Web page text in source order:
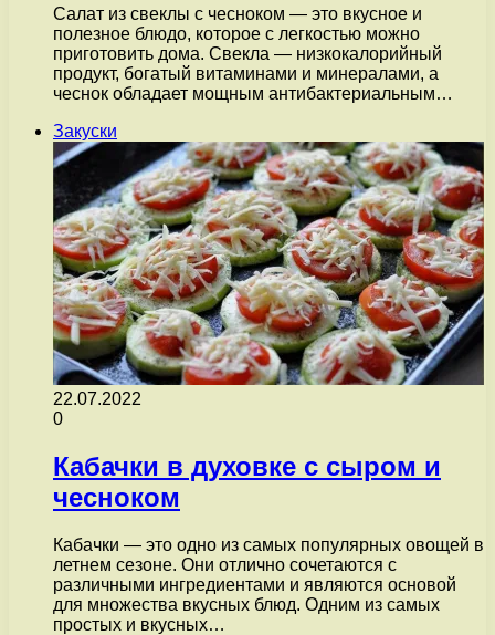
Салат из свеклы с чесноком — это вкусное и
полезное блюдо, которое с легкостью можно
приготовить дома. Свекла — низкокалорийный
продукт, богатый витаминами и минералами, а
чеснок обладает мощным антибактериальным…
Закуски
22.07.2022
0
Кабачки в духовке с сыром и
чесноком
Кабачки — это одно из самых популярных овощей в
летнем сезоне. Они отлично сочетаются с
различными ингредиентами и являются основой
для множества вкусных блюд. Одним из самых
простых и вкусных…